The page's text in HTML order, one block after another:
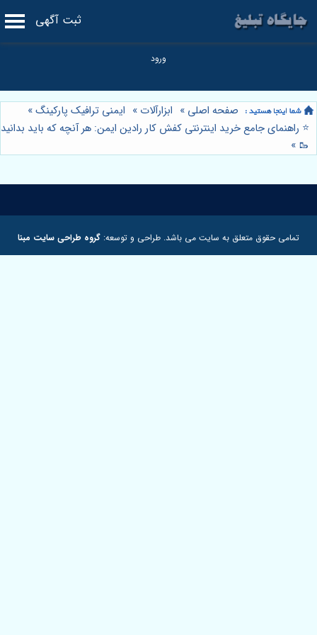
ثبت آگهی
صفحه اصلی » ابزارآلات » ایمنی ترافیک پارکینگ»
⭐️ راهنمای جامع خرید اینترنتی کفش کار رادین ایمن: هر آنچه که باید بدانید
🥾
»
تمامی حقوق متعلق به سایت می باشد. طراحی و توسعه: گروه طراحی سایت مبنا